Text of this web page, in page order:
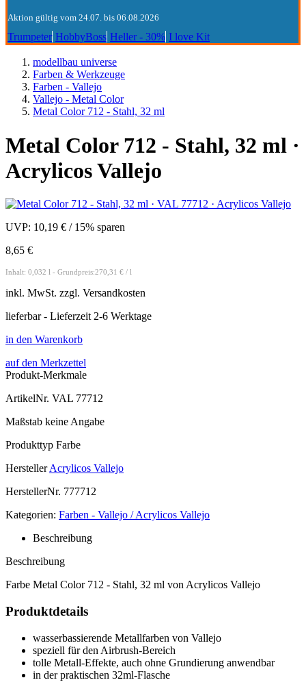
Aktion gültig vom 24.07. bis 06.08.2026
Trumpeter HobbyBoss Heller - 30% I love Kit
modellbau universe
Farben & Werkzeuge
Farben - Vallejo
Vallejo - Metal Color
Metal Color 712 - Stahl, 32 ml
Metal Color 712 - Stahl, 32 ml ·
Acrylicos Vallejo
UVP: 10,19 € / 15% sparen
8,65 €
Inhalt: 0,032 l - Grundpreis:270,31 € / l
inkl. MwSt. zzgl. Versandkosten
lieferbar - Lieferzeit 2-6 Werktage
in den Warenkorb
auf den Merkzettel
Produkt-Merkmale
ArtikelNr. VAL 77712
Maßstab keine Angabe
Produkttyp Farbe
Hersteller Acrylicos Vallejo
HerstellerNr. 777712
Kategorien: Farben - Vallejo / Acrylicos Vallejo
Beschreibung
Beschreibung
Farbe Metal Color 712 - Stahl, 32 ml von Acrylicos Vallejo
Produktdetails
wasserbassierende Metallfarben von Vallejo
speziell für den Airbrush-Bereich
tolle Metall-Effekte, auch ohne Grundierung anwendbar
in der praktischen 32ml-Flasche